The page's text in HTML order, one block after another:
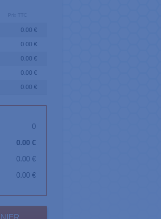
0.00 €
0.00 €
0.00 €
0.00 €
0.00 €
0
0.00 €
0.00 €
0.00 €